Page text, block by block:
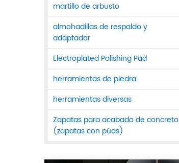
martillo de arbusto
almohadillas de respaldo y
adaptador
Electroplated Polishing Pad
herramientas de piedra
herramientas diversas
Zapatas para acabado de concreto
(zapatas con púas)